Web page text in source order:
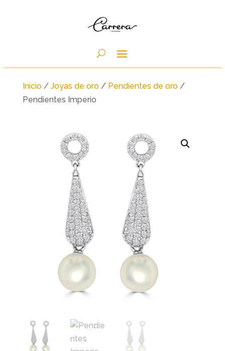
Inicio/ Joyas de oro/ Pendientes de oro/
Pendientes Imperio